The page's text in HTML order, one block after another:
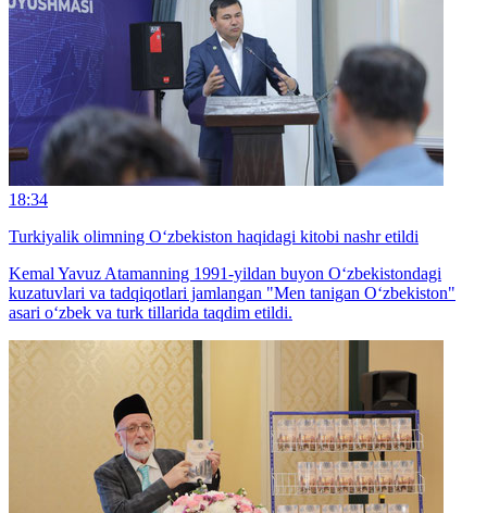
18:34
Turkiyalik olimning O‘zbekiston haqidagi kitobi nashr etildi
Kemal Yavuz Atamanning 1991-yildan buyon O‘zbekistondagi
kuzatuvlari va tadqiqotlari jamlangan "Men tanigan O‘zbekiston"
asari o‘zbek va turk tillarida taqdim etildi.